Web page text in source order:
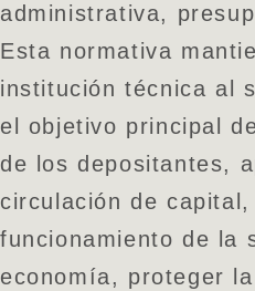
administrativa,
Esta normativa
institución técnica al
el objetivo principal
de los depositantes,
circulación de capital,
funcionamiento de la
economía, proteger